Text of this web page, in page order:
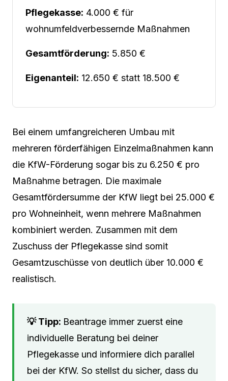
Pflegekasse: 4.000 € für
wohnumfeldverbessernde Maßnahmen
Gesamtförderung: 5.850 €
Eigenanteil: 12.650 € statt 18.500 €
Bei einem umfangreicheren Umbau mit
mehreren förderfähigen Einzelmaßnahmen kann
die KfW-Förderung sogar bis zu 6.250 € pro
Maßnahme betragen. Die maximale
Gesamtfördersumme der KfW liegt bei 25.000 €
pro Wohneinheit, wenn mehrere Maßnahmen
kombiniert werden. Zusammen mit dem
Zuschuss der Pflegekasse sind somit
Gesamtzuschüsse von deutlich über 10.000 €
realistisch.
Beantrage immer zuerst eine
individuelle Beratung bei deiner
Pflegekasse und informiere dich parallel
bei der KfW. So stellst du sicher, dass du